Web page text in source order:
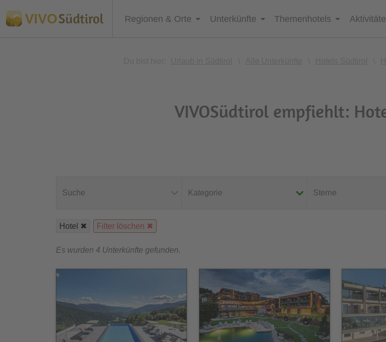
VIVOSüdtirol Regionen & Orte Unterkünfte Themenhotels
VIVOSüdtirol empfiehlt:
Suche Kategorie Sterne
Hotel Filter löschen
Es wurden 4 Unterkünfte gefunden.